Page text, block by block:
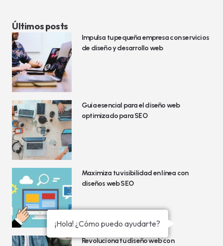
Últimos posts
Impulsa tu pequeña empresa con servicios
de diseño y desarrollo web
Guía esencial para el diseño web
optimizado para SEO
Maximiza tu visibilidad en línea con
diseños web SEO
Revoluciona tu diseño web con
¡Hola! ¿Cómo puedo ayudarte?